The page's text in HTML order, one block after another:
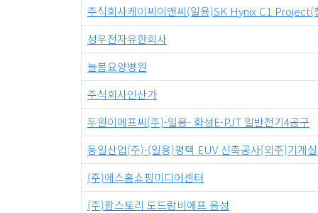
주식회사케이씨이앤씨(일용)SK Hynix C1 Project(
성우전자유한회사
늘봄요양병원
주식회사인산가
두원이에프씨(주)-일용- 화성E-PJT 일반전기4공구
동일산업(주)-(일용)평택 EUV 신축공사[외주]기계
(주)에스홈쇼핑미디어센터
(주)팜스토리 도드람비에프 음성